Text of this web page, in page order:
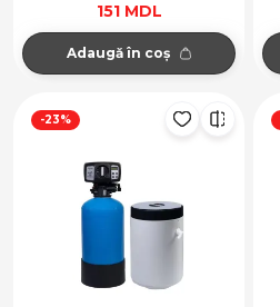
151 MDL
Adaugă în coș
-23%